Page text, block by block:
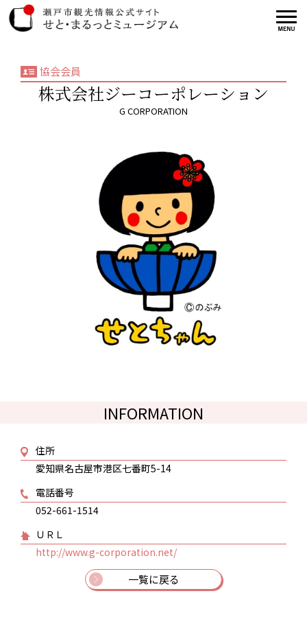
協会会員
株式会社ジーコーポレーション
G CORPORATION
INFORMATION
住所
愛知県名古屋市港区七番町5-14
電話番号
052-661-1514
ＵＲＬ
http://www.g-corporation.net/
一覧に戻る